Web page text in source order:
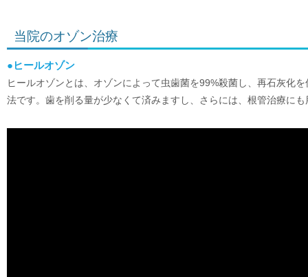
当院のオゾン治療
●ヒールオゾン
ヒールオゾンとは、オゾンによって虫歯菌を99%殺菌し、再石灰化
法です。歯を削る量が少なくて済みますし、さらには、根管治療に